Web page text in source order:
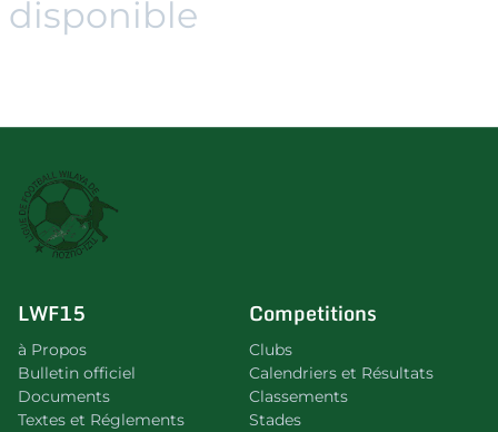
disponible
LWF15
à Propos
Bulletin officiel
Documents
Textes et Réglements
Competitions
Clubs
Calendriers et Résultats
Classements
Stades